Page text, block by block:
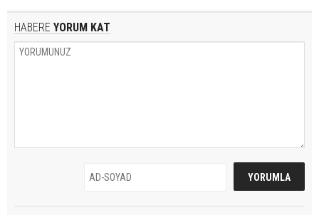
HABERE YORUM KAT